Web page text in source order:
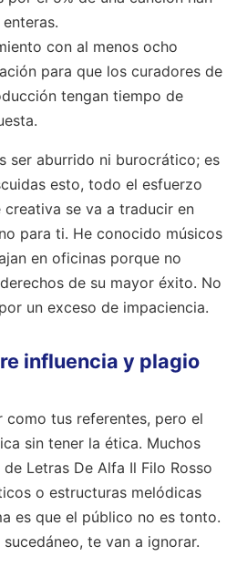
con al menos ocho
para que los curadores de
tengan tiempo de
ser aburrido ni burocrático; es
esto, todo el esfuerzo
se va a traducir en
para ti. He conocido músicos
en oficinas porque no
de su mayor éxito. No
un exceso de impaciencia.
influencia y plagio
como tus referentes, pero el
sin tener la ética. Muchos
Letras De Alfa Il Filo Rosso
o estructuras melódicas
es que el público no es tonto.
te van a ignorar.